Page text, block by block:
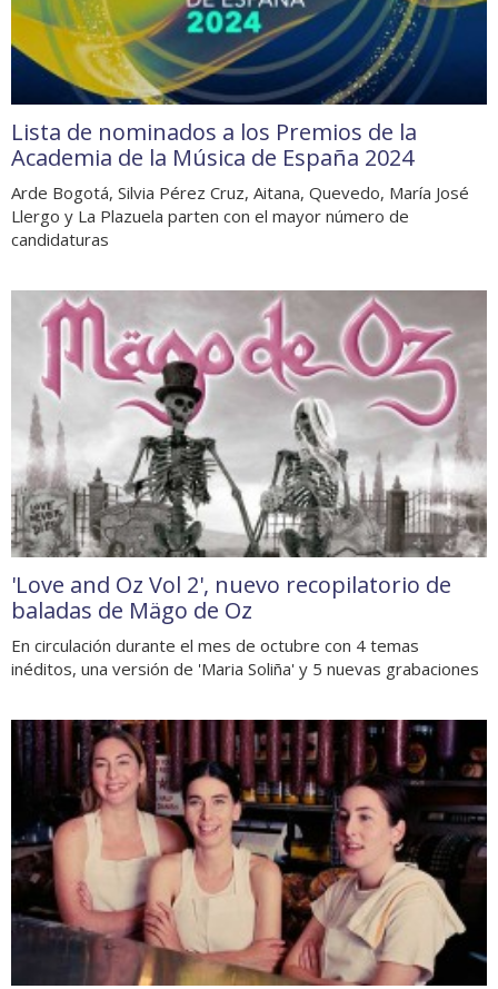
Lista de nominados a los Premios de la
Academia de la Música de España 2024
Arde Bogotá, Silvia Pérez Cruz, Aitana, Quevedo, María José
Llergo y La Plazuela parten con el mayor número de
candidaturas
'Love and Oz Vol 2', nuevo recopilatorio de
baladas de Mägo de Oz
En circulación durante el mes de octubre con 4 temas
inéditos, una versión de 'Maria Soliña' y 5 nuevas grabaciones